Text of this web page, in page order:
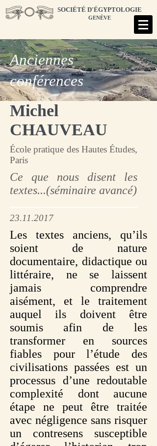
SOCIÉTÉ D'ÉGYPTOLOGIE
GENÈVE
Anciennes
conférences
Michel
CHAUVEAU
École pratique des Hautes Études,
Paris
Ce que nous disent les
textes...(séminaire avancé)
23.11.2017
Les textes anciens, qu’ils
soient de nature
documentaire, didactique ou
littéraire, ne se laissent
jamais comprendre
aisément, et le traitement
auquel ils doivent être
soumis afin de les
transformer en sources
fiables pour l’étude des
civilisations passées est un
processus d’une redoutable
complexité dont aucune
étape ne peut être traitée
avec négligence sans risquer
un contresens susceptible